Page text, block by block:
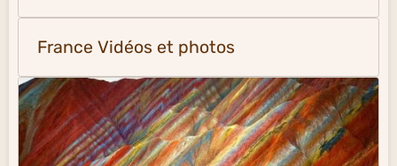
France Vidéos et photos